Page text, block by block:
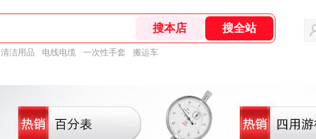
清洁用品 电线电缆 一次性手套 搬运车